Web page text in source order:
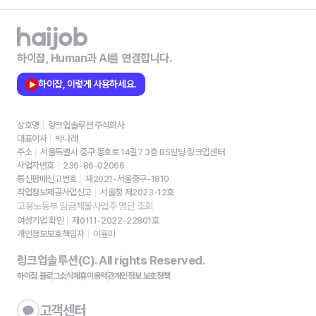
하이잡, Human과 AI를 연결합니다.
하이잡, 이렇게 사용하세요.
상호명
링크업솔루션 주식회사
대표이사
박나래
주소
서울특별시 중구 동호로 14길7 3층 BS빌딩 링크업센터
사업자번호
236-86-02066
통신판매신고번호
제2021-서울중구-1810
직업정보제공사업신고
서울청 제2023-12호
고용노동부 임금체불사업주 명단 조회
여성기업 확인
제0111-2022-22801호
개인정보보호책임자
이윤미
링크업솔루션(C). All rights Reserved.
하이잡 블로그소식제휴이용약관개인정보 보호정책
고객센터